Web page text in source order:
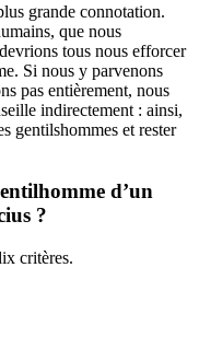
grande connotation.
que nous
tous nous efforcer
Si nous y parvenons
pas entièrement, nous
indirectement : ainsi,
gentilshommes et rester
d’un
?
critères.